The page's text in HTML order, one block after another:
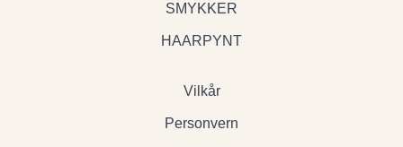
SMYKKER
HAARPYNT
Vilkår
Personvern